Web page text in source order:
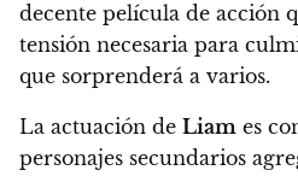
decente película de acción
tensión necesaria para
que sorprenderá a varios.
La actuación de Liam es
personajes secundarios